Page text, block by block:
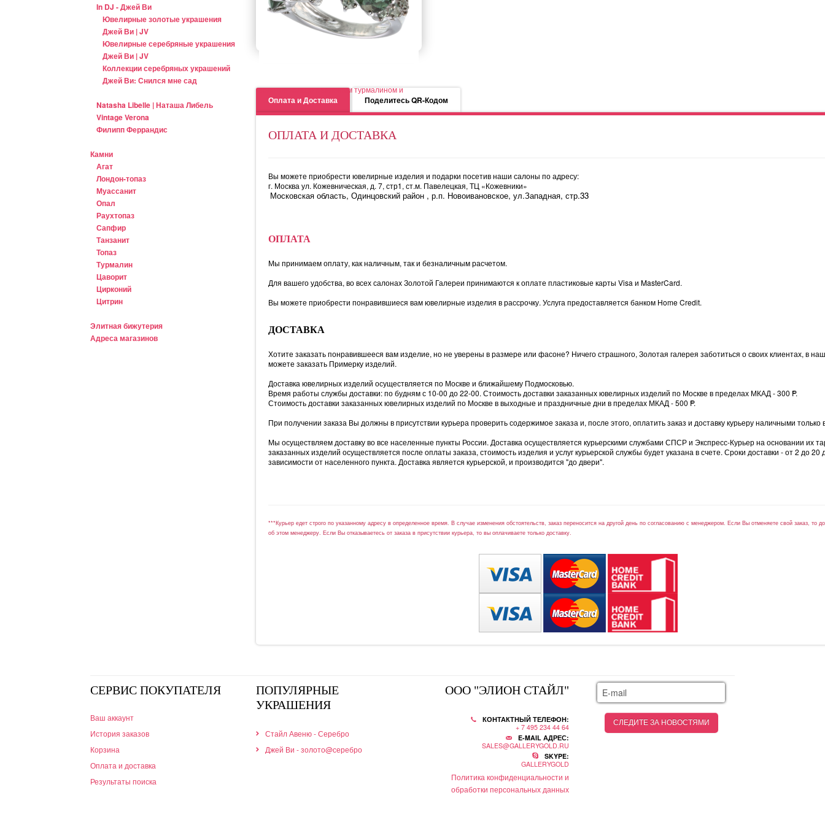
In DJ - Джей Ви
Ювелирные золотые украшения
Джей Ви | JV
Ювелирные серебряные украшения
Джей Ви | JV
Коллекции серебряных украшений
Джей Ви: Снился мне сад
Natasha Libelle | Наташа Либель
Vintage Verona
Филипп Феррандис
Камни
Агат
Лондон-топаз
Муассанит
Опал
Раухтопаз
Сапфир
Танзанит
Топаз
Турмалин
Цаворит
Цирконий
Цитрин
Элитная бижутерия
Адреса магазинов
золотое кольцо с зеленым турмалином и
сапфирами
Кольцо 23200161858
Оплата и Доставка Поделитесь QR-Кодом
ОПЛАТА И ДОСТАВКА
Вы можете приобрести ювелирные изделия и подарки посетив наши салоны по адресу:
г. Москва ул. Кожевническая, д. 7, стр1, ст.м. Павелецкая, ТЦ «Кожевники»
Московская область, Одинцовский район , р.п. Новоивановское, ул.Западная, стр.33
ОПЛАТА
Мы принимаем оплату, как наличным, так и безналичным расчетом.
Для вашего удобства, во всех салонах Золотой Галереи принимаются к оплате пластиковые карты Visa и MasterCard.
Вы можете приобрести понравившиеся вам ювелирные изделия в рассрочку. Услуга предоставляется банком Home Credit.
ДОСТАВКА
Хотите заказать понравившееся вам изделие, но не уверены в размере или фасоне? Ничего страшного, Золотая галерея заботиться о своих клиентах, в
можете заказать Примерку изделий.
Доставка ювелирных изделий осуществляется по Москве и ближайшему Подмосковью.
Время работы службы доставки: по будням с 10-00 до 22-00. Стоимость доставки заказанных ювелирных изделий по Москве в пределах МКАД - 300 =
P.
Стоимость доставки заказанных ювелирных изделий по Москве в выходные и праздничные дни в пределах МКАД - 500 =
P.
При получении заказа Вы должны в присутствии курьера проверить содержимое заказа и, после этого, оплатить заказ и доставку курьеру наличными только
Мы осуществляем доставку во все населенные пункты России. Доставка осуществляется курьерскими службами СПСР и Экспресс-Курьер на основании их
заказанных изделий осуществляется после оплаты заказа, стоимость изделия и услуг курьерской службы будет указана в счете. Сроки доставки - от 2 до 20
зависимости от населенного пункта. Доставка является курьерской, и производится "до двери".
***Курьер едет строго по указанному адресу в определенное время. В случае изменения обстоятельств, заказ переносится на другой день по согласованию с менеджером. Если Вы отменяете свой заказ, то
об этом менеджеру. Если Вы отказываетесь от заказа в присутствии курьера, то вы оплачиваете только доставку.
СЕРВИС ПОКУПАТЕЛЯ
Ваш аккаунт
История заказов
Корзина
Оплата и доставка
Результаты поиска
ПОПУЛЯРНЫЕ
УКРАШЕНИЯ
Стайл Авеню - Серебро
Джей Ви - золото@серебро
ООО "ЭЛИОН СТАЙЛ"
КОНТАКТНЫЙ ТЕЛЕФОН:
+ 7 495 234 44 64
E-MAIL АДРЕС:
SALES@GALLERYGOLD.RU
SKYPE:
GALLERYGOLD
Политика конфиденциальности и
обработки персональных данных